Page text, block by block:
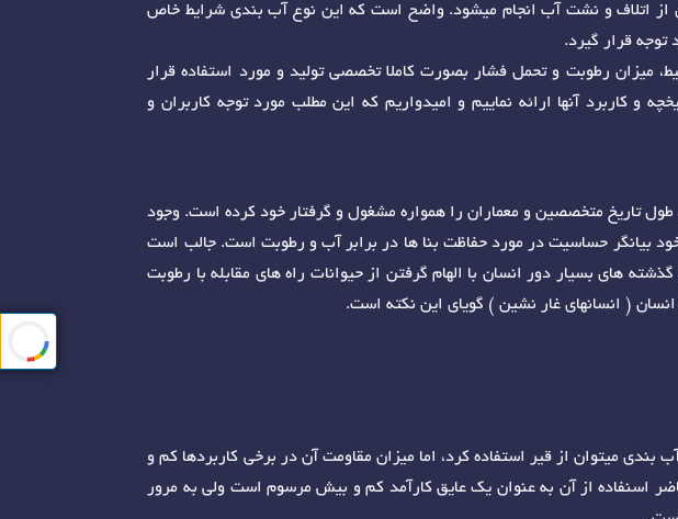
از اتلاف و نشت آب انجام میشود. واضح است که این نوع آب بندی شرایط خاص
توجه قرار گیرد.
میزان رطوبت و تحمل فشار بصورت کاملا تخصصی تولید و مورد استفاده قرار
و کاربرد آنها ارائه نماییم و امیدواریم که این مطلب مورد توجه کاربران و
تاریخ متخصصین و معماران را همواره مشغول و گرفتار خود کرده است. وجود
خود بیانگر حساسیت در مورد حفاظت بنا ها در برابر آب و رطوبت است. جالب است
های بسیار دور انسان با الهام گرفتن از حیوانات راه های مقابله با رطوبت
( انسانهای غار نشین ) گویای این نکته است.
میتوان از قیر استفاده کرد، اما میزان مقاومت آن در برخی کاربردها کم و
اسنفاده از آن به عنوان یک عایق کارآمد کم و بیش مرسوم است ولی به مرور